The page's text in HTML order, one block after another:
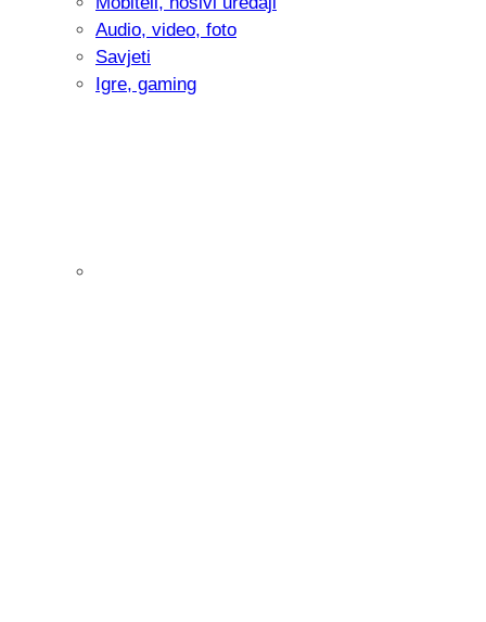
Audio, video, foto
Savjeti
Igre, gaming